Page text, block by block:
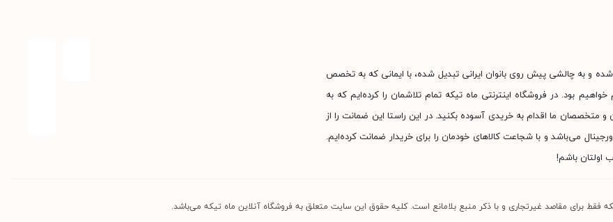
و به چالشی پیش روی بانوان ایرانی تبدیل شده، با ایمانی که به تخصص
بود. در فروشگاه اینترنتی ماه تیکه تمام تلاشمان را کرده‌ایم که به
و متخصصان ما اقدام به خریدی آسوده بکنید. در این راستا این ضمانت را از
می‌باشد و با شجاعت کالاهای خودمان را برای خریدار ضمانت کرده‌ایم.
اولتان باشم!
فقط برای مقاصد غیرتجاری و با ذکر منبع بلامانع است. کلیه حقوق این سایت متعلق به فروشگاه آنلاین ماه تیکه می‌باشد.